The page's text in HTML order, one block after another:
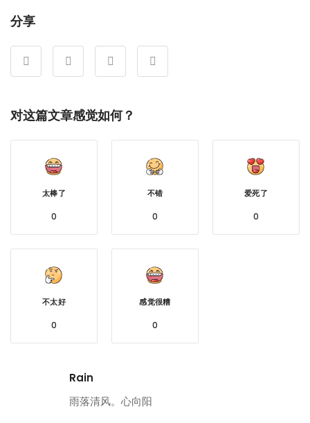
分享
对这篇文章感觉如何？
太棒了
0
不错
0
爱死了
0
不太好
0
感觉很糟
0
Rain
雨落清风。心向阳